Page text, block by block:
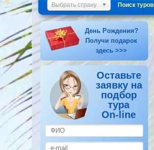
Выбрать страну Поиск туров
День Рождения?
Получи подарок
здесь >>>
Оставьте
заявку на
подбор
тура
On-line